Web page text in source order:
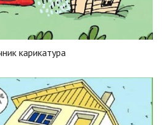
карикатура